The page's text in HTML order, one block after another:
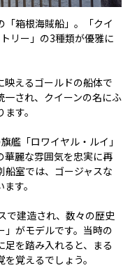
箱根海賊船」。「クイ
リー」の3種類が優雅に
映えるゴールドの船体で
され、クイーンの名にふ
す。
艦「ロワイヤル・ルイ」
華麗な雰囲気を忠実に再
船室では、ゴージャスな
す。
で建造され、数々の歴史
」がモデルです。当時の
を踏み入れると、まる
覚えるでしょう。